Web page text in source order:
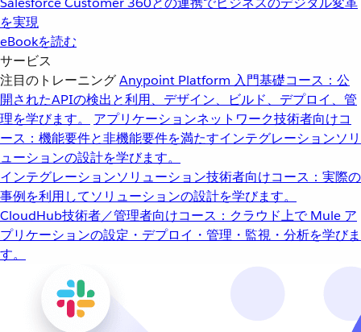
を実現
eBookを読む
サービス
注目のトレーニングAnypoint Platform 入門基礎コース：公
開されたAPIの検出と利用、デザイン、ビルド、デプロイ、管
理を学びます。
アプリケーションネットワーク技術者向けコ
ース：機能要件と非機能要件を満たすインテグレーションソリ
ューションの設計を学びます。
インテグレーションソリューション技術者向けコース：実際の
事例を利用してソリューションの設計を学びます。
CloudHub技術者／管理者向けコース：クラウド上で Mule ア
プリケーションの設定・デプロイ・管理・監視・分析を学びま
す。